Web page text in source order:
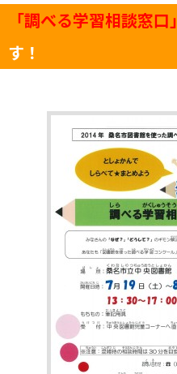
「調べる学習相談窓口」
す！